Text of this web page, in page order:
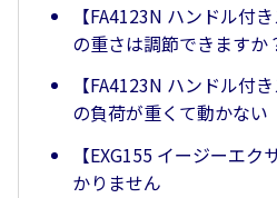
【FA4123N ハンドル付
の重さは調節できますか
【FA4123N ハンドル付
の負荷が重くて動かない
【EXG155 イージーエ
かりません